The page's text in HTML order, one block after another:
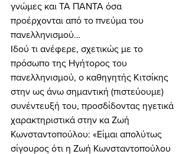
γνώμες και ΤΑ ΠΑΝΤΑ όσα
προέρχονται από το πνεύμα του
πανελληνισμού…
Ιδού τι ανέφερε, σχετικώς με το
πρόσωπο της Ηγήτορος του
πανελληνισμού, ο καθηγητής Κιτσίκης
στην ως άνω σημαντική (πιστεύουμε)
συνέντευξή του, προσδίδοντας ηγετικά
χαρακτηριστικά στην κα Ζωή
Κωνσταντοπούλου: «Είμαι απολύτως
σίγουρος ότι η Ζωή Κωνσταντοπούλου